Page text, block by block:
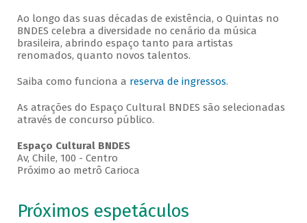
Ao longo das suas décadas de existência, o Quintas no
BNDES celebra a diversidade no cenário da música
brasileira, abrindo espaço tanto para artistas
renomados, quanto novos talentos.
Saiba como funciona a reserva de ingressos.
As atrações do Espaço Cultural BNDES são selecionadas
através de concurso público.
Espaço Cultural BNDES
Av, Chile, 100 - Centro
Próximo ao metrô Carioca
Próximos espetáculos